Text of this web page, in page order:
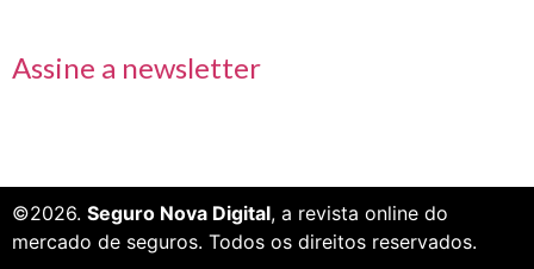
Assine a newsletter
©2026. Seguro Nova Digital, a revista online do
mercado de seguros. Todos os direitos reservados.